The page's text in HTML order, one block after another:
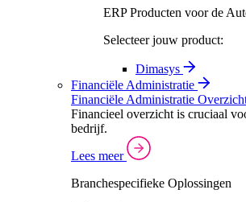
ERP Producten voor de
Selecteer jouw product:
Dimasys
Financiële Administratie
Financiële Administratie
Financieel overzicht is cruciaal
bedrijf.
Lees meer
Branchespecifieke Oplossingen